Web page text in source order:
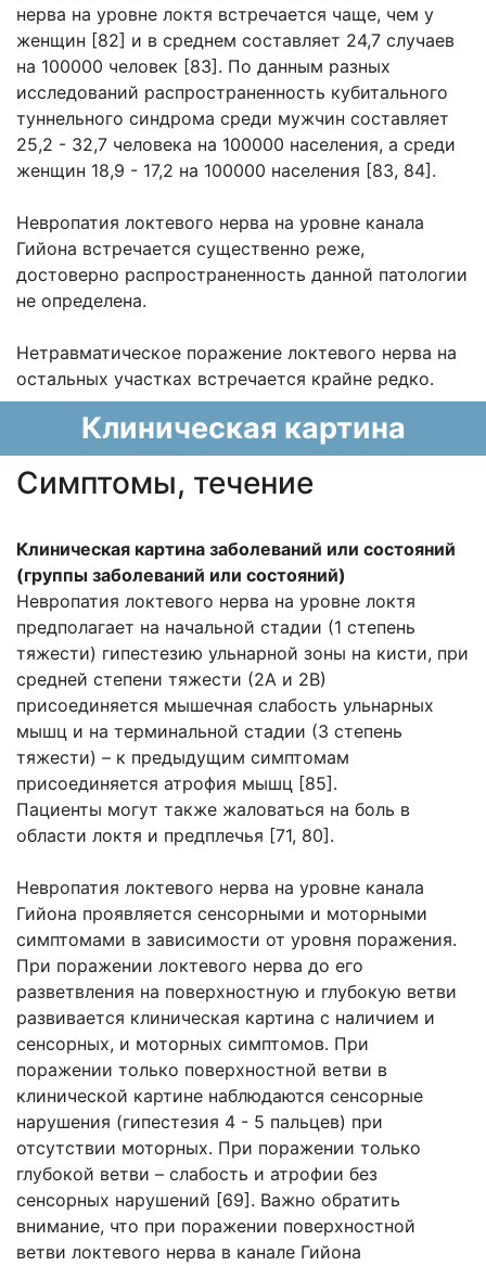
нерва на уровне локтя встречается чаще, чем у
женщин [82] и в среднем составляет 24,7 случаев
на 100000 человек [83]. По данным разных
исследований распространенность кубитального
туннельного синдрома среди мужчин составляет
25,2 - 32,7 человека на 100000 населения, а среди
женщин 18,9 - 17,2 на 100000 населения [83, 84].
Невропатия локтевого нерва на уровне канала
Гийона встречается существенно реже,
достоверно распространенность данной патологии
не определена.
Нетравматическое поражение локтевого нерва на
остальных участках встречается крайне редко.
Клиническая картина
Cимптомы, течение
Клиническая картина заболеваний или состояний
(группы заболеваний или состояний)
Невропатия локтевого нерва на уровне локтя
предполагает на начальной стадии (1 степень
тяжести) гипестезию ульнарной зоны на кисти, при
средней степени тяжести (2А и 2В)
присоединяется мышечная слабость ульнарных
мышц и на терминальной стадии (3 степень
тяжести) – к предыдущим симптомам
присоединяется атрофия мышц [85].
Пациенты могут также жаловаться на боль в
области локтя и предплечья [71, 80].
Невропатия локтевого нерва на уровне канала
Гийона проявляется сенсорными и моторными
симптомами в зависимости от уровня поражения.
При поражении локтевого нерва до его
разветвления на поверхностную и глубокую ветви
развивается клиническая картина с наличием и
сенсорных, и моторных симптомов. При
поражении только поверхностной ветви в
клинической картине наблюдаются сенсорные
нарушения (гипестезия 4 - 5 пальцев) при
отсутствии моторных. При поражении только
глубокой ветви – слабость и атрофии без
сенсорных нарушений [69]. Важно обратить
внимание, что при поражении поверхностной
ветви локтевого нерва в канале Гийона